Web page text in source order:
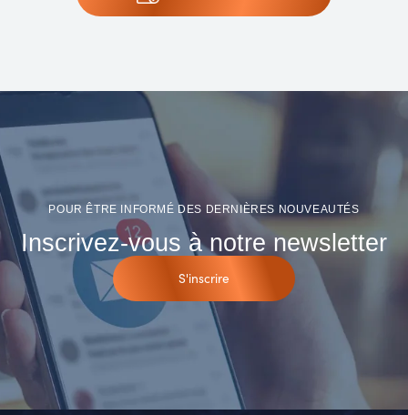
POUR ÊTRE INFORMÉ DES DERNIÈRES NOUVEAUTÉS
Inscrivez-vous à notre newsletter
S'inscrire